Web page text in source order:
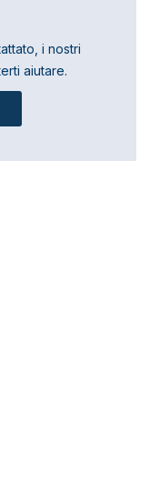
i nostri
aiutare.